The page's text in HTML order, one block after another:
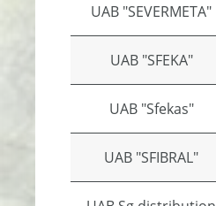
UAB "SEVERMETA"
UAB "SFEKA"
UAB "Sfekas"
UAB "SFIBRAL"